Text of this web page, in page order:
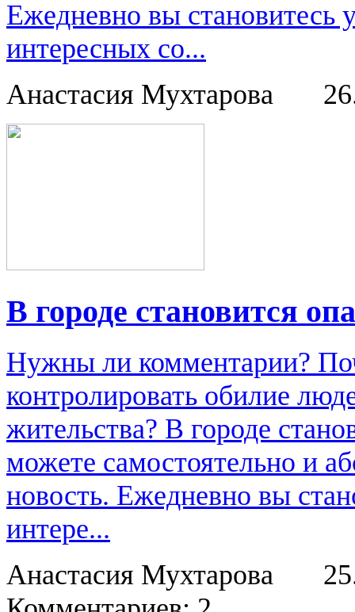
Ежедневно вы становитесь
интересных со...
Анастасия Мухтарова
В городе становится
Нужны ли комментарии?
контролировать обилие
жительства? В городе
можете самостоятельно и
новость. Ежедневно вы
интере...
Анастасия Мухтарова